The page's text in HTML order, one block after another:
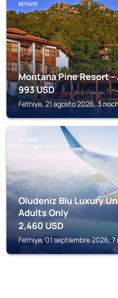
FETHIYE
Montana Pine Resort
993USD
Fethiye, 21 agosto 2026, 3
FETHIYE
Oludeniz Blu Luxury
Adults Only
2,460 USD
Fethiye, 01 septiembre 2026, 7